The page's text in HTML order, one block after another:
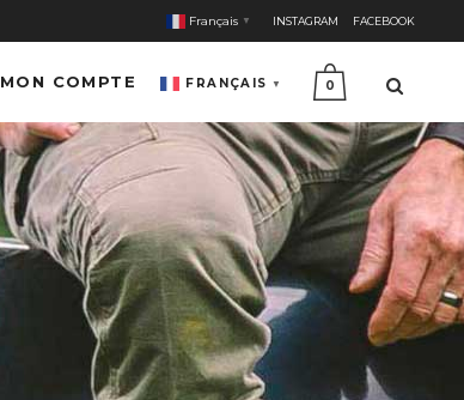
Français ▼ INSTAGRAM FACEBOOK
0
MON COMPTE FRANÇAIS ▼